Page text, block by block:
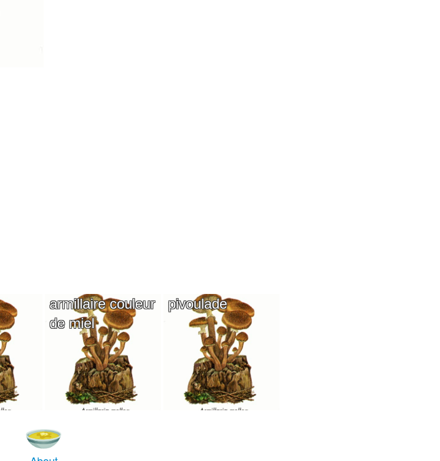
armillaire couleur
de miel
pivoulade